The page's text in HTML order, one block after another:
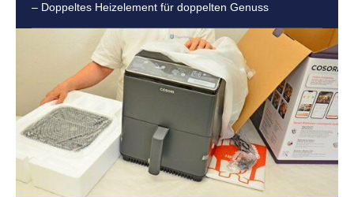
– Doppeltes Heizelement für doppelten Genuss